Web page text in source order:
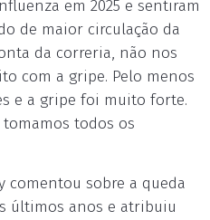
em 2025 e sentiram
de maior circulação da
da correria, não nos
com a gripe. Pelo menos
e a gripe foi muito forte.
todos os
comentou sobre a queda
últimos anos e atribuiu